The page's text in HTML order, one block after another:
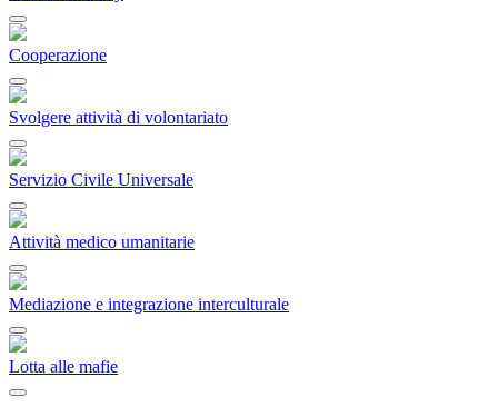
Cooperazione
Svolgere attività di volontariato
Servizio Civile Universale
Attività medico umanitarie
Mediazione e integrazione interculturale
Lotta alle mafie